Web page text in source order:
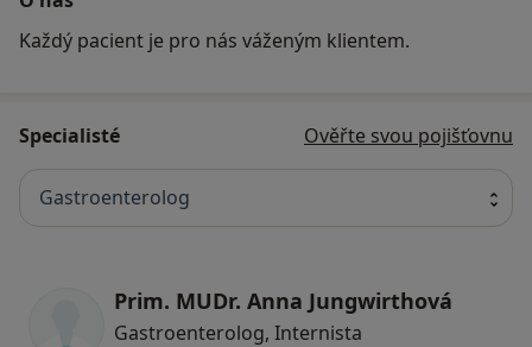
Každý pacient je pro nás váženým klientem.
Specialisté Ověřte svou pojišťovnu
Gastroenterolog
Prim. MUDr. Anna Jungwirthová
Gastroenterolog, Internista